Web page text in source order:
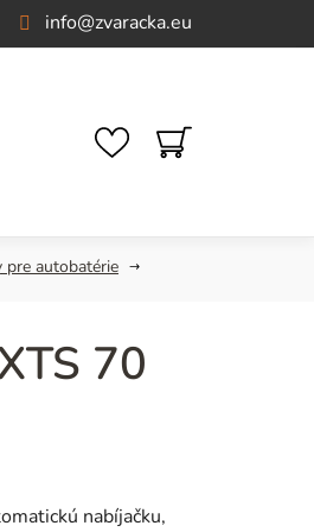
info@zvaracka.eu
NÁKUPNÝ
KOŠÍK
pre autobatérie
70
nabíjačku,